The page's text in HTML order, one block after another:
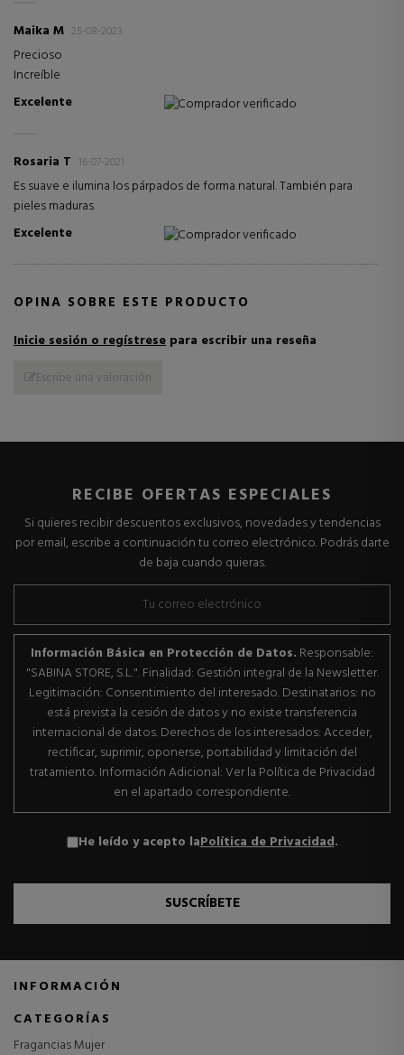
Maika M 25-08-2023
Precioso
Increíble
Excelente
Comprador verificado
Rosaria T 16-07-2021
Es suave e ilumina los párpados de forma natural. También para
pieles maduras
Excelente
Comprador verificado
OPINA SOBRE ESTE PRODUCTO
Inicie sesión o regístrese para escribir una reseña
Escribe una valoración
RECIBE OFERTAS ESPECIALES
Si quieres recibir descuentos exclusivos, novedades y tendencias
por email, escribe a continuación tu correo electrónico. Podrás darte
de baja cuando quieras.
Información Básica en Protección de Datos. Responsable:
"SABINA STORE, S.L.". Finalidad: Gestión integral de la Newsletter.
Legitimación: Consentimiento del interesado. Destinatarios: no
está prevista la cesión de datos y no existe transferencia
internacional de datos. Derechos de los interesados: Acceder,
rectificar, suprimir, oponerse, portabilidad y limitación del
tratamiento. Información Adicional: Ver la Política de Privacidad
en el apartado correspondiente.
He leído y acepto laPolítica de Privacidad.
SUSCRÍBETE
INFORMACIÓN
CATEGORÍAS
Fragancias Mujer